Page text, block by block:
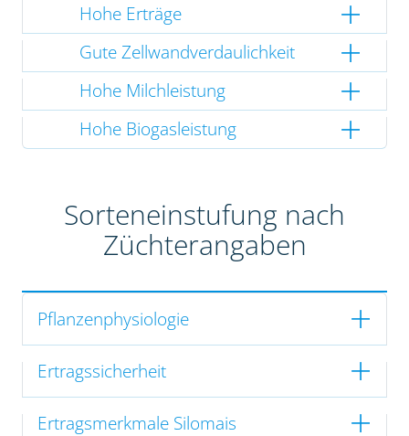
Hohe Erträge
Gute Zellwandverdaulichkeit
Hohe Milchleistung
Hohe Biogasleistung
Sorteneinstufung nach
Züchterangaben
Pflanzenphysiologie
Ertragssicherheit
Ertragsmerkmale Silomais